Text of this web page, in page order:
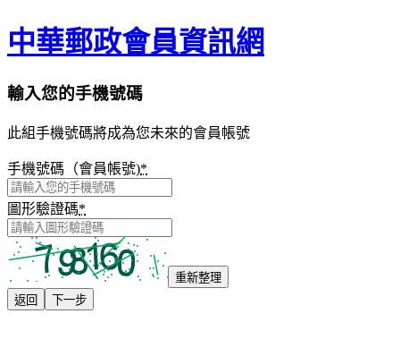
中華郵政會員資訊網
輸入您的手機號碼
此組手機號碼將成為您未來的會員帳號
手機號碼（會員帳號)*
圖形驗證碼*
重新整理
返回
下一步